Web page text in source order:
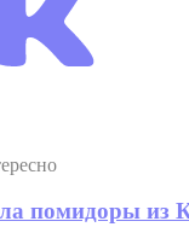
помидоры из